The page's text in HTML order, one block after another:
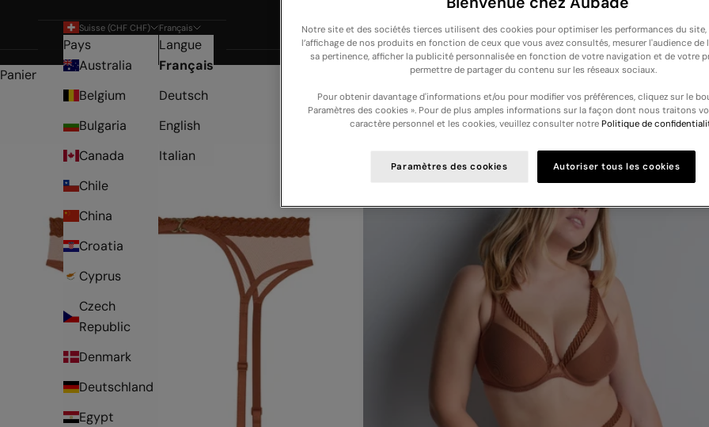
Suisse (CHF CHF)
Pays
Australia
Belgium
Bulgaria
Canada
Chile
China
Croatia
Cyprus
Czech
Republic
Denmark
Deutschland
Egypt
Français
Langue
Italian
Français
Deutsch
English
NOUVELLE COLLECTION : Découvrez nos nouveautés lingerie et nuit -
Panier
Votre panier est vide
Notre site et des sociétés tierces utilisent des cookies pour optimiser les performances du site,
l’affichage de nos produits en fonction de ceux que vous avez consultés, mesurer l'audience
sa pertinence, afficher la publicité personnalisée en fonction de votre navigation et de votre
permettre de partager du contenu sur les réseaux sociaux.
Pour obtenir davantage d'informations et/ou pour modifier vos préférences, cliquez sur le
Paramètres des cookies ». Pour de plus amples informations sur la façon dont nous traitons
caractère personnel et les cookies, veuillez consulter notre Politique de
Paramètres des cookies Autoriser tous les cookies